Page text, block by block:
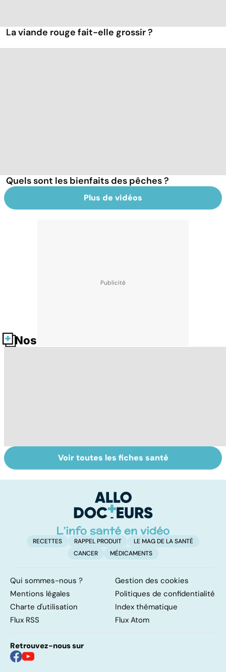
La viande rouge fait-elle grossir ?
Quels sont les bienfaits des pêches ?
Plus de vidéos
Nos fiches santé
Comment tenir
ses bonnes
Le magnésium,
un oligo-élément
Voir toutes les fiches santé
RECETTES RAPPEL PRODUIT
LE MAG DE LA SANTÉ
CANCER
MÉDICAMENTS
Qui sommes-nous ?
Gestion des cookies
Mentions légales
Politiques de confidentialité
Charte d'utilisation
Index thématique
Flux RSS
Flux Atom
Retrouvez-nous sur